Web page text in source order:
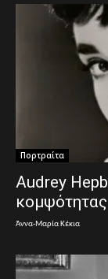
Πορτραίτα
Audrey
Άννα-Μαρία Κέκια